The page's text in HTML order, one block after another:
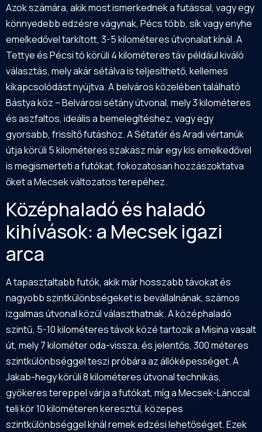
Azok számára, akik most ismerkednek a futással, vagy egy
könnyedebb edzésre vágynak, Pécs több, sík vagy enyhe
emelkedővel tarkított, 3-5 kilométeres útvonalat kínál. A
Tettye és Pécsi tó körüli 4 kilométeres táv például kiváló
választás, mely akár sétálva is teljesíthető, kellemes
kikapcsolódást nyújtva. A belváros közelében található
Bástya köz – Belvárosi sétány útvonal, mely 3 kilométeres
és aszfaltos, ideális a bemelegítéshez, vagy egy
gyorsabb, frissítő futáshoz. A Sétatér és Aradi vértanúk
útja körüli 5 kilométeres szakasz már egy kis emelkedővel
is megismerteti a futókat, fokozatosan hozzászoktatva
őket a Mecsek változatos terepéhez.
Középhaladó és haladó
kihívások: a Mecsek igazi
arca
A tapasztaltabb futók, akik már hosszabb távokat és
nagyobb szintkülönbségeket is bevállalnának, számos
izgalmas útvonal közül választhatnak. A középhaladó
szintű, 5-10 kilométeres távok közé tartozik a Misina vasalt
út, mely 7 kilométer oda-vissza, és jelentős, 300 méteres
szintkülönbséggel teszi próbára az állóképességet. A
Jakab-hegy körüli 8 kilométeres útvonal technikás,
gyökeres tereppel várja a futókat, míg a Mecsek-Lánccal
teli kör 10 kilométeren keresztül, közepes
szintkülönbséggel kínál remek edzési lehetőséget. Ezek